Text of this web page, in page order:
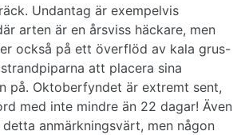
Undantag är exempelvis
arten är en årsviss häckare, men
också på ett överflöd av kala grus-
att placera sina
på. Oktoberfyndet är extremt sent,
med inte mindre än 22 dagar! Även
anmärkningsvärt, men någon